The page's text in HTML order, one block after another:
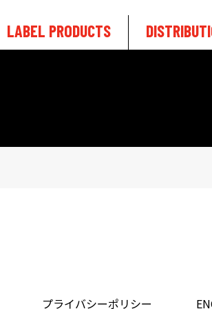
LABEL PRODUCTS
プライバシーポリシー